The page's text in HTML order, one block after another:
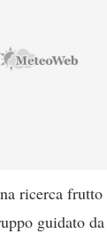
ricerca
guidato